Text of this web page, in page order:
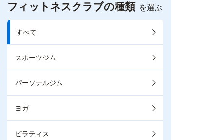
フィットネスクラブの種類 を選ぶ
すべて
スポーツジム
パーソナルジム
ヨガ
ピラティス